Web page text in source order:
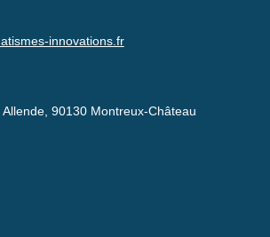
innovations.fr
90130 Montreux-Château